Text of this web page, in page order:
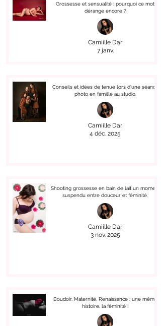
Grossesse et sensualité : pourquoi ce mot
dérange encore ?
Camiille Dar
7 janv.
Conseils et idées de tenue lors d'une séance
photo en famille au studio.
Camiille Dar
4 déc. 2025
Shooting grossesse en bain de lait un moment
suspendu entre douceur et féminité.
Camiille Dar
3 nov. 2025
Boudoir, Maternité, Renaissance : une même
histoire, la féminité !